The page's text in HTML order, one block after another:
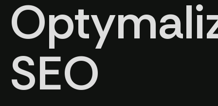
SEO